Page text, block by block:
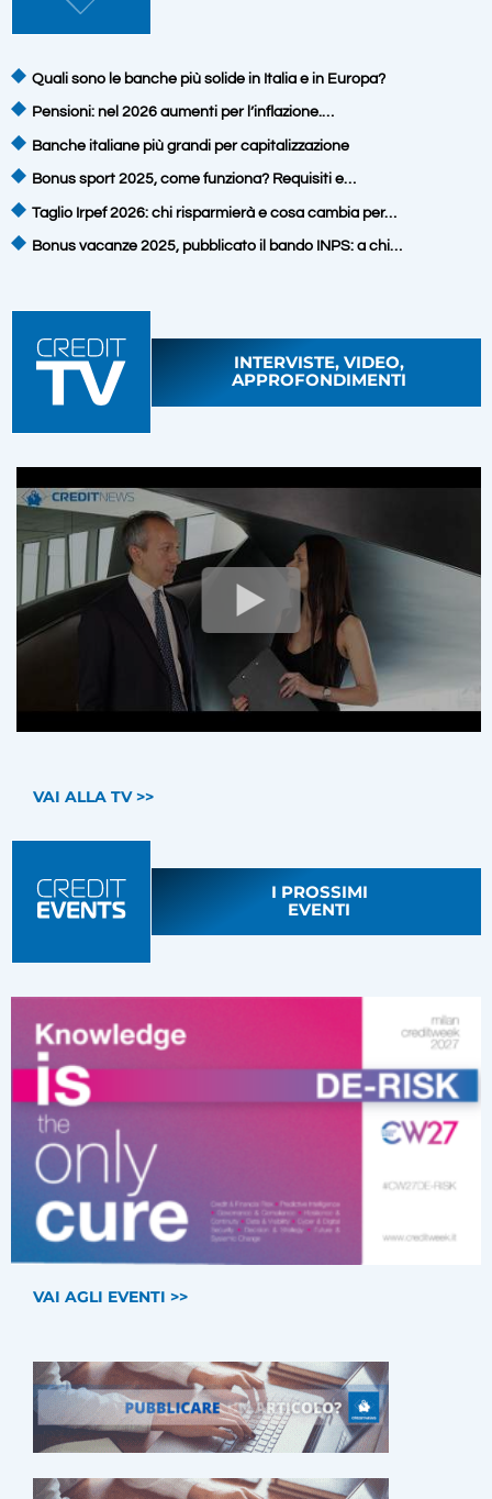
Quali sono le banche più solide in Italia e in Europa?
Pensioni: nel 2026 aumenti per l’inflazione.…
Banche italiane più grandi per capitalizzazione
Bonus sport 2025, come funziona? Requisiti e…
Taglio Irpef 2026: chi risparmierà e cosa cambia per…
Bonus vacanze 2025, pubblicato il bando INPS: a chi…
INTERVISTE, VIDEO,
APPROFONDIMENTI
VAI ALLA TV >>
I PROSSIMI
EVENTI
VAI AGLI EVENTI >>